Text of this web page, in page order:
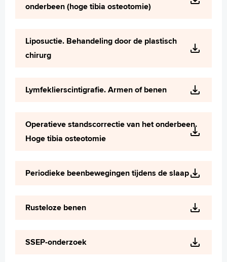
onderbeen (hoge tibia osteotomie)
Liposuctie. Behandeling door de plastisch
chirurg
Lymfeklierscintigrafie. Armen of benen
Operatieve standscorrectie van het onderbeen.
Hoge tibia osteotomie
Periodieke beenbewegingen tijdens de slaap
Rusteloze benen
SSEP-onderzoek